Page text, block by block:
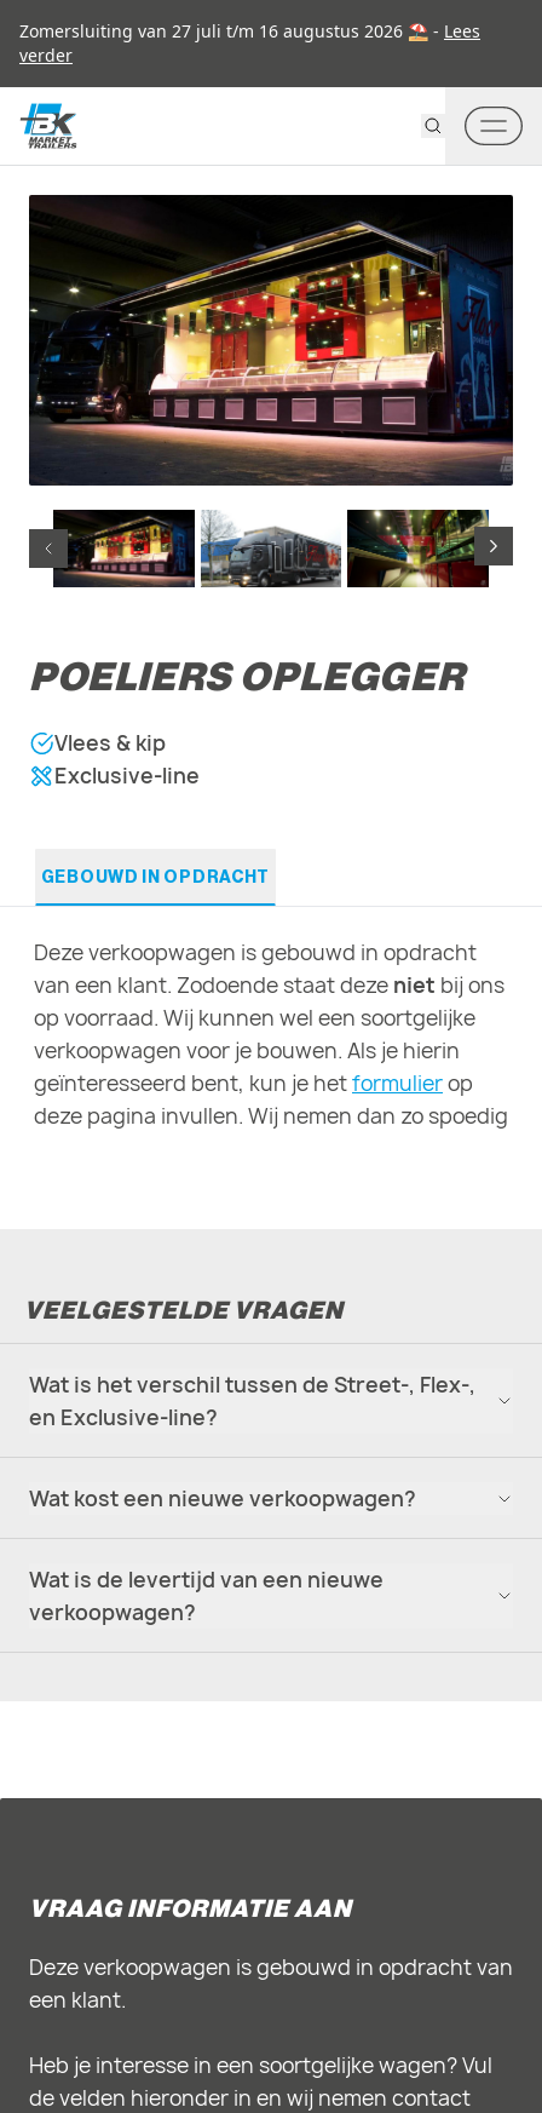
Zomersluiting van 27 juli t/m 16 augustus 2026 ⛱ - Lees
verder
POELIERS OPLEGGER
Vlees & kip
Exclusive-line
GEBOUWD IN OPDRACHT
Deze verkoopwagen is gebouwd in opdracht
van een klant. Zodoende staat deze niet bij ons
op voorraad. Wij kunnen wel een soortgelijke
verkoopwagen voor je bouwen. Als je hierin
geïnteresseerd bent, kun je hetformulierop
deze pagina invullen. Wij nemen dan zo spoedig
VEELGESTELDE VRAGEN
Wat is het verschil tussen de Street-, Flex-,
en Exclusive-line?
Wat kost een nieuwe verkoopwagen?
Wat is de levertijd van een nieuwe
verkoopwagen?
VRAAG INFORMATIE AAN
Deze verkoopwagen is gebouwd in opdracht van
een klant.
Heb je interesse in een soortgelijke wagen? Vul
de velden hieronder in en wij nemen contact